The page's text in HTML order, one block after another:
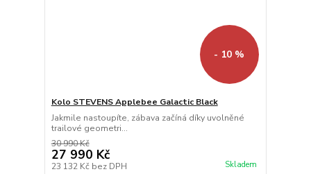
- 10 %
Kolo STEVENS Applebee Galactic Black
Jakmile nastoupíte, zábava začíná díky uvolněné
trailové geometri...
30 990 Kč
27 990 Kč
23 132 Kč bez DPH Skladem